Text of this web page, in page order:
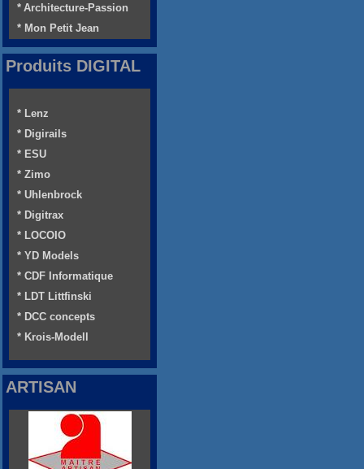
* Architecture-Passion
* Mon Petit Jean
Produits DIGITAL
* Lenz
* Digirails
* ESU
* Zimo
* Uhlenbrock
* Digitrax
* LOCOIO
* YD Models
* CDF Informatique
* LDT Littfinski
* DCC concepts
* Krois-Modell
ARTISAN